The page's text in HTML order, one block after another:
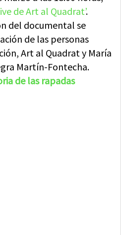
de Art al Quadrat’.
del documental se
de las personas
Art al Quadrat y María
Martín-Fontecha.
de las rapadas